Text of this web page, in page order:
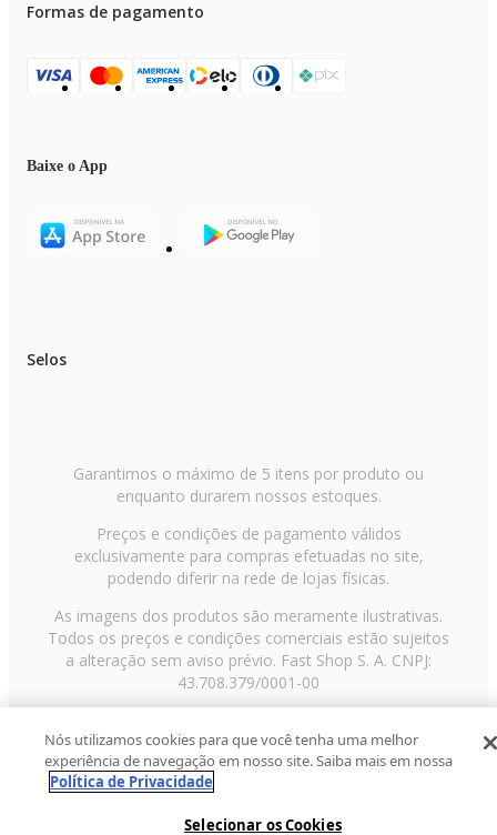
Formas de pagamento
Baixe o App
Selos
Garantimos o máximo de 5 itens por produto ou
enquanto durarem nossos estoques.
Preços e condições de pagamento válidos
exclusivamente para compras efetuadas no site,
podendo diferir na rede de lojas físicas.
As imagens dos produtos são meramente ilustrativas.
Todos os preços e condições comerciais estão sujeitos
a alteração sem aviso prévio. Fast Shop S. A. CNPJ:
43.708.379/0001-00
Paulo/SP, CEP 02029-001, Telefone: 11 3003-3728 ©
2013 Fast Shop - Todos os direitos reservadosRF
Nós utilizamos cookies para que você tenha uma melhor
experiência de navegação em nosso site. Saiba mais em nossa
Política de Privacidade
Selecionar os Cookies